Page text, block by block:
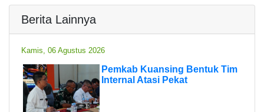
Berita Lainnya
Kamis, 06 Agustus 2026
Pemkab Kuansing Bentuk Tim
Internal Atasi Pekat